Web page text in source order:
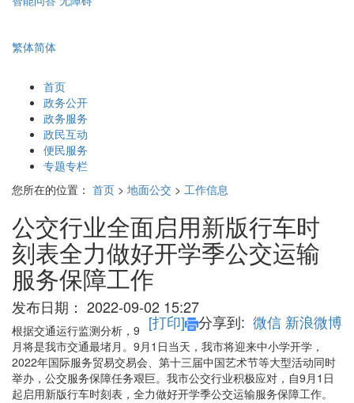
繁体简体
首页
政务公开
政务服务
政民互动
便民服务
专题专栏
您所在的位置： 首页 > 地面公交 > 工作信息
公交行业全面启用新版行车时
刻表全力做好开学季公交运输
服务保障工作
发布日期： 2022-09-02 15:27
[打印] 分享到: 微信 新浪微博
根据交通运行监测分析，9
月将是我市交通最堵月。9月1日当天，我市将迎来中小学开学，
2022年国际服务贸易交易会、第十三届中国艺术节等大型活动同时
举办，公交服务保障任务艰巨。我市公交行业积极应对，自9月1日
起启用新版行车时刻表，全力做好开学季公交运输服务保障工作。